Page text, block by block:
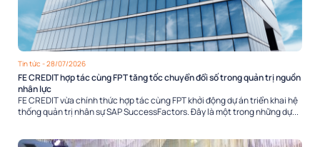
Tin tức - 28/07/2026
FE CREDIT hợp tác cùng FPT tăng tốc chuyển đổi số trong quản trị nguồn
nhân lực
FE CREDIT vừa chính thức hợp tác cùng FPT khởi động dự án triển khai hệ
thống quản trị nhân sự SAP SuccessFactors. Đây là một trong những dự...